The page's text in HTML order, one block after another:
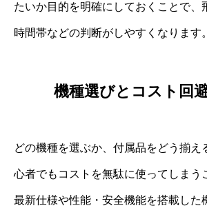
たいか目的を明確にしておくことで、
時間帯などの判断がしやすくなります。
機種選びとコスト回
どの機種を選ぶか、付属品をどう揃え
心者でもコストを無駄に使ってしまう
最新仕様や性能・安全機能を搭載した